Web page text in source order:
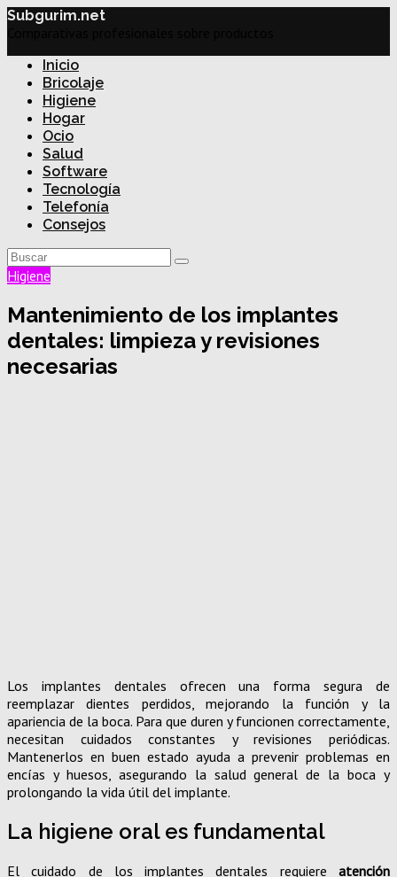
Subgurim.net
Inicio
Bricolaje
Higiene
Hogar
Ocio
Salud
Software
Tecnología
Telefonía
Consejos
Higiene
Mantenimiento de los implantes
dentales: limpieza y revisiones
necesarias
Los implantes dentales ofrecen una forma segura de
reemplazar dientes perdidos, mejorando la función y la
apariencia de la boca. Para que duren y funcionen correctamente,
necesitan cuidados constantes y revisiones periódicas.
Mantenerlos en buen estado ayuda a prevenir problemas en
encías y huesos, asegurando la salud general de la boca y
prolongando la vida útil del implante.
La higiene oral es fundamental
El cuidado de los implantes dentales requiere atención